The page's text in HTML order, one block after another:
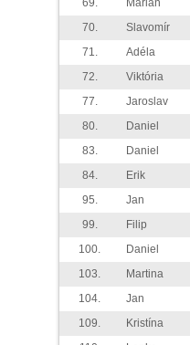
69. Marian
70.
Slavomír
71.
Adéla
72.
Viktória
77.
Jaroslav
80.
Daniel
83.
Daniel
84.
Erik
95.
Jan
99.
Filip
100.
Daniel
103.
Martina
104.
Jan
109.
Kristína